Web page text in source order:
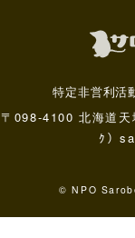
特定非営利活
〒098-4100 北海道
ｸ）
© NPO